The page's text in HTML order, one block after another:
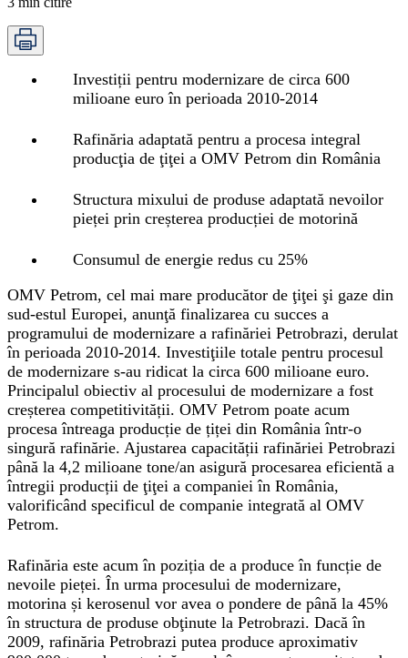
Investiții pentru modernizare de circa 600
milioane euro în perioada 2010-2014
Rafinăria adaptată pentru a procesa integral
producţia de ţiţei a OMV Petrom din România
Structura mixului de produse adaptată nevoilor
pieței prin creșterea producției de motorină
Consumul de energie redus cu 25%
OMV Petrom, cel mai mare producător de ţiţei şi gaze din
sud-estul Europei, anunţă finalizarea cu succes a
programului de modernizare a rafinăriei Petrobrazi, derulat
în perioada 2010-2014. Investiţiile totale pentru procesul
de modernizare s-au ridicat la circa 600 milioane euro.
Principalul obiectiv al procesului de modernizare a fost
creșterea competitivității. OMV Petrom poate acum
procesa întreaga producție de țiței din România într-o
singură rafinărie. Ajustarea capacității rafinăriei Petrobrazi
până la 4,2 milioane tone/an asigură procesarea eficientă a
întregii producții de ţiţei a companiei în România,
valorificând specificul de companie integrată al OMV
Petrom.
Rafinăria este acum în poziția de a produce în funcție de
nevoile pieței. În urma procesului de modernizare,
motorina și kerosenul vor avea o pondere de până la 45%
în structura de produse obţinute la Petrobrazi. Dacă în
2009, rafinăria Petrobrazi putea produce aproximativ